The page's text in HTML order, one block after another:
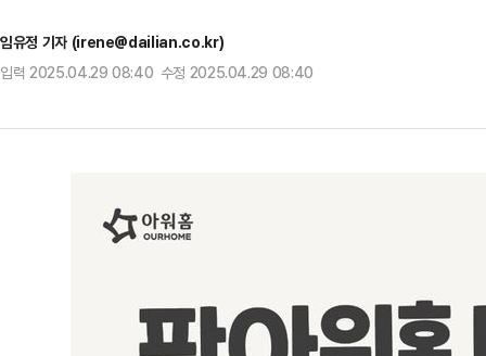
임유정 기자 (irene@dailian.co.kr)
입력 2025.04.29 08:40 수정 2025.04.29 08:40